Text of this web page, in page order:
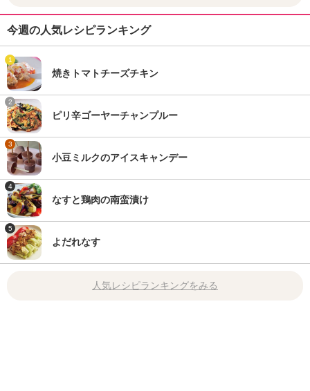
今週の人気レシピランキング
1
焼きトマトチーズチキン
2
ピリ辛ゴーヤーチャンプルー
3
小豆ミルクのアイスキャンデー
4
なすと鶏肉の南蛮漬け
5
よだれなす
人気レシピランキングをみる